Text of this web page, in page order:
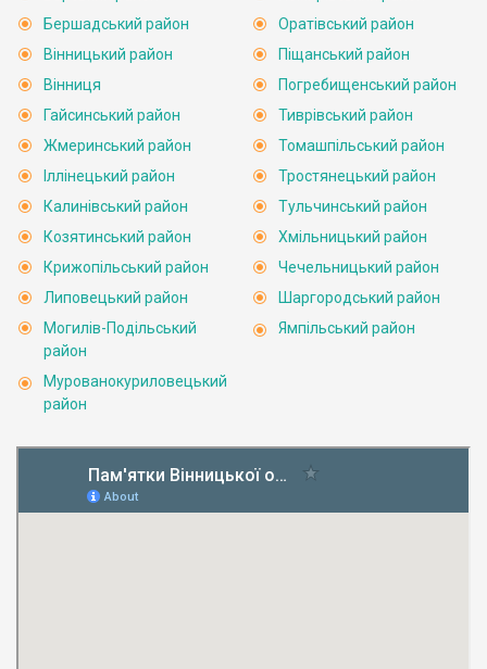
Бершадський район
Вінницький район
Вінниця
Гайсинський район
Жмеринський район
Іллінецький район
Калинівський район
Козятинський район
Крижопільський район
Липовецький район
Могилів-Подільський
район
Мурованокуриловецький
район
Оратівський район
Піщанський район
Погребищенський район
Тиврівський район
Томашпільський район
Тростянецький район
Тульчинський район
Хмільницький район
Чечельницький район
Шаргородський район
Ямпільський район